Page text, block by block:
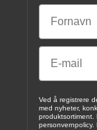
Email
Ved å registrere
med nyheter,
produktsortiment.
personvernpolicy.